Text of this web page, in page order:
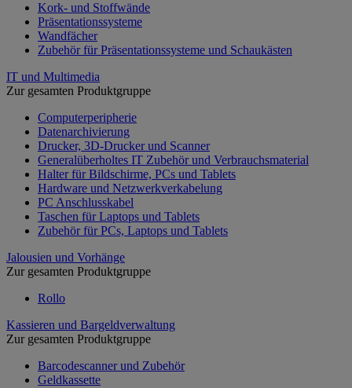
Kork- und Stoffwände
Präsentationssysteme
Wandfächer
Zubehör für Präsentationssysteme und Schaukästen
IT und Multimedia
Zur gesamten Produktgruppe
Computerperipherie
Datenarchivierung
Drucker, 3D-Drucker und Scanner
Generalüberholtes IT Zubehör und Verbrauchsmaterial
Halter für Bildschirme, PCs und Tablets
Hardware und Netzwerkverkabelung
PC Anschlusskabel
Taschen für Laptops und Tablets
Zubehör für PCs, Laptops und Tablets
Jalousien und Vorhänge
Zur gesamten Produktgruppe
Rollo
Kassieren und Bargeldverwaltung
Zur gesamten Produktgruppe
Barcodescanner und Zubehör
Geldkassette